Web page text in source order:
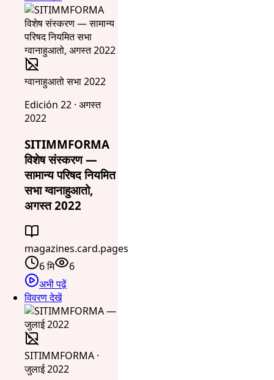
ग्वानाहुआतो सभा 2022
Edición 22 · अगस्त
2022
SITIMMFORMA
विशेष संस्करण —
सामान्य परिषद नियमित
सभा ग्वानाहुआतो,
अगस्त 2022
magazines.card.pages
6 मि
6
अभी पढ़ें
विवरण देखें
SITIMMFORMA ·
जुलाई 2022